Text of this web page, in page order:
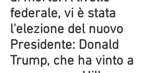
federale, vi è stata
l'elezione del nuovo
Presidente: Donald
Trump, che ha vinto a